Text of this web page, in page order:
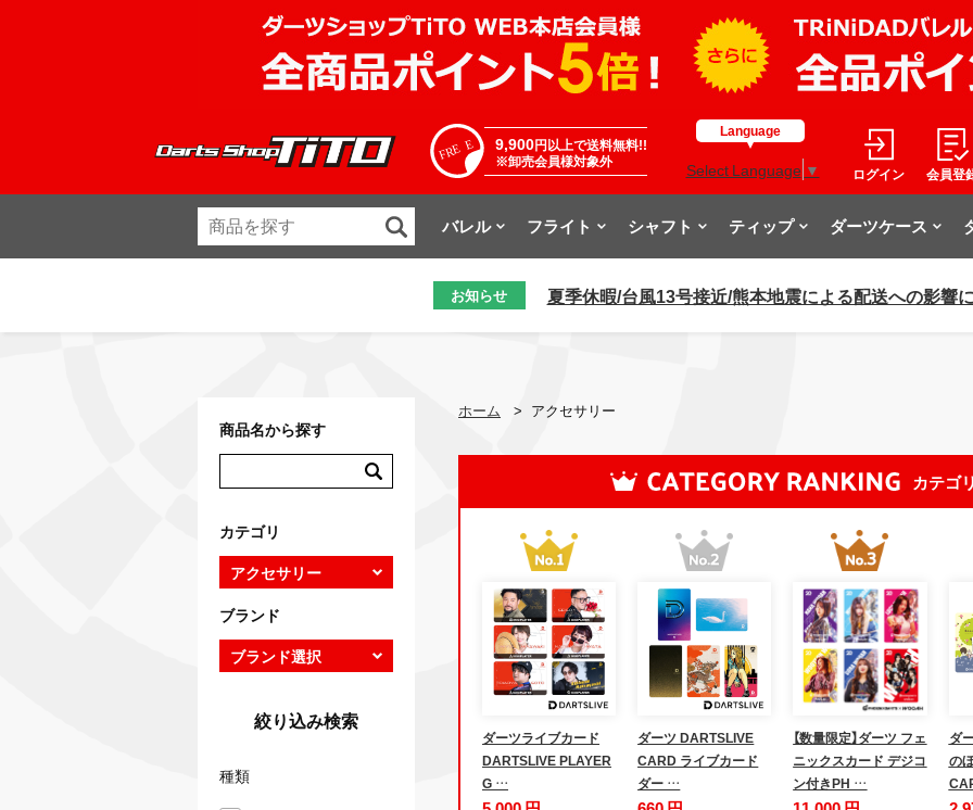
9,900円以上で送料無料!!
※卸売会員様対象外
Language
Select Language ▼ ログイン 会員登
バレル フライト シャフト ティップ ダーツケース
お知らせ 夏季休暇/台風13号接近/熊本地震による配送への影響
ホーム > アクセサリー
カテゴ
ダーツライブカード
DARTSLIVE PLAYER
G …
ダーツ DARTSLIVE
CARD ライブカード
ダー …
【数量限定】ダーツ フェ
ニックスカード デジコ
ン付きPH …
ダ
の
商品名から探す
カテゴリ
ブランド
絞り込み検索
種類